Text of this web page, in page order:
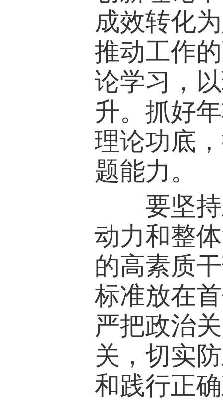
成效转化
推动工作
论学习，
升。抓好
理论功底
题能力。
要坚持
动力和整
的高素质
标准放在
严把政治
关，切实
和践行正